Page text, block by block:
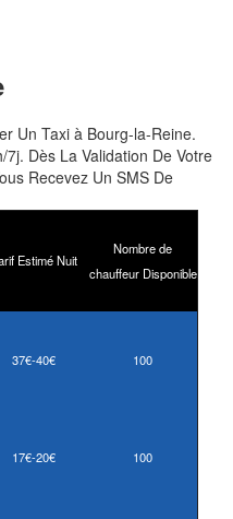
Un Taxi à Bourg-la-Reine.
Dès La Validation De Votre
Recevez Un SMS De
Estimé Nuit
Nombre de
chauffeur Disponible
37€-40€ 100
17€-20€ 100